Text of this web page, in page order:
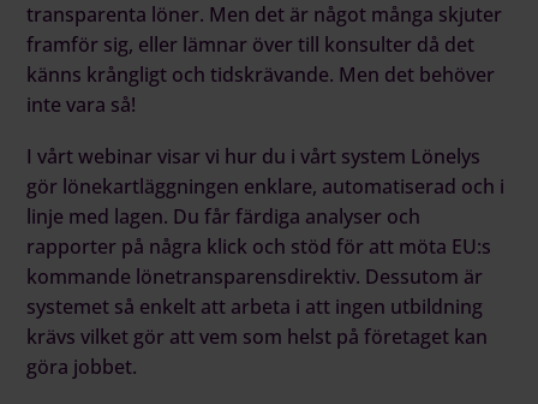
transparenta löner. Men det är något många skjuter
framför sig, eller lämnar över till konsulter då det
känns krångligt och tidskrävande. Men det behöver
inte vara så!
I vårt webinar visar vi hur du i vårt system Lönelys
gör lönekartläggningen enklare, automatiserad och i
linje med lagen. Du får färdiga analyser och
rapporter på några klick och stöd för att möta EU:s
kommande lönetransparensdirektiv. Dessutom är
systemet så enkelt att arbeta i att ingen utbildning
krävs vilket gör att vem som helst på företaget kan
göra jobbet.